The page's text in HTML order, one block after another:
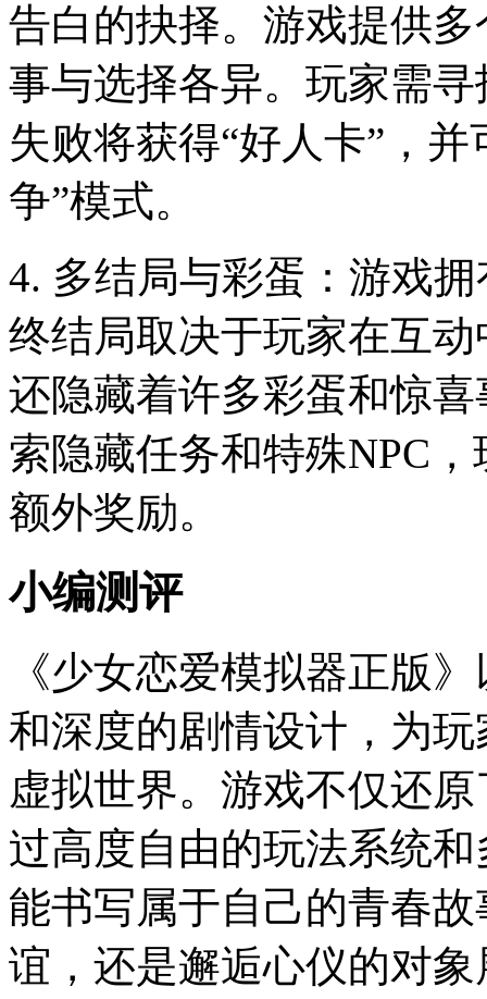
告白的抉择。游戏提供
事与选择各异。玩家需
失败将获得“好人卡”，
争”模式。
4. 多结局与彩蛋：游戏
终结局取决于玩家在互
还隐藏着许多彩蛋和惊
索隐藏任务和特殊NPC
额外奖励。
小编测评
《少女恋爱模拟器正版
和深度的剧情设计，为
虚拟世界。游戏不仅还
过高度自由的玩法系统
能书写属于自己的青春
谊，还是邂逅心仪的对